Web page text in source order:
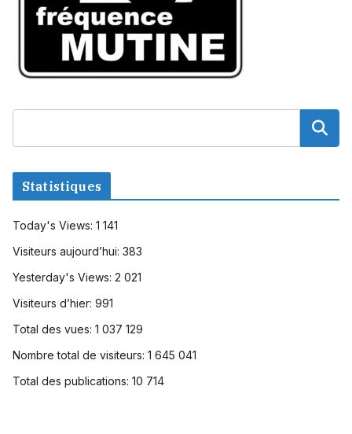
Statistiques
Today's Views: 1 141
Visiteurs aujourd’hui: 383
Yesterday's Views: 2 021
Visiteurs d’hier: 991
Total des vues: 1 037 129
Nombre total de visiteurs: 1 645 041
Total des publications: 10 714